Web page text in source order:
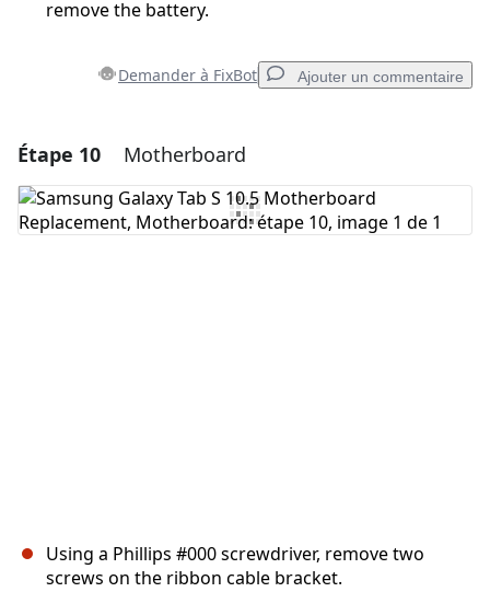
remove the battery.
Demander à FixBot Ajouter un commentaire
Ajouter un commentaire
Ajouter un commentaire
Étape 10 Motherboard
Using a Phillips #000 screwdriver, remove two
screws on the ribbon cable bracket.